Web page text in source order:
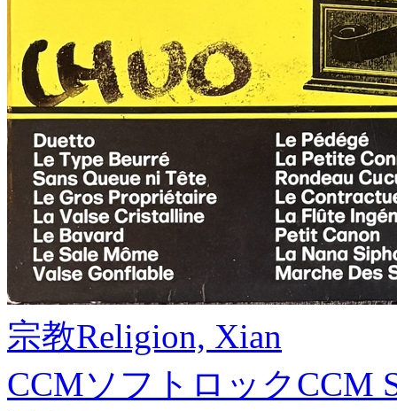
宗教Religion, Xian
CCMソフトロックCCM